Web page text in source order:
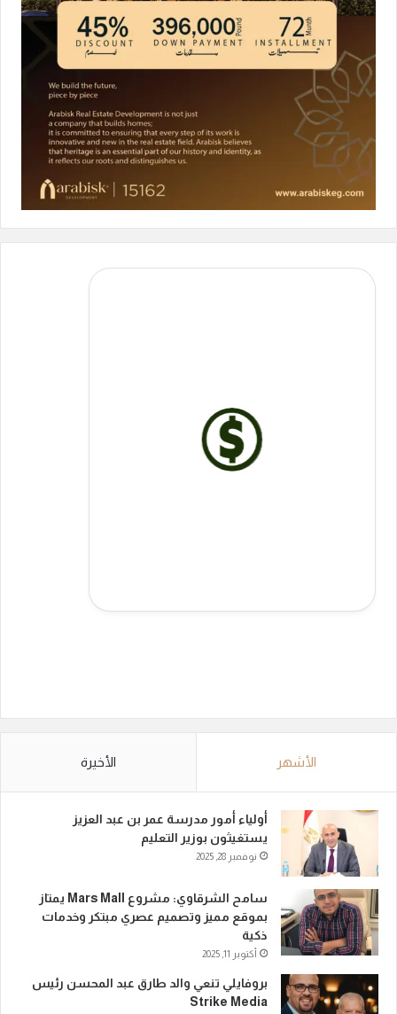
الأشهر الأخيرة
أولياء أمور مدرسة عمر بن عبد العزيز
يستغيثون بوزير التعليم
نوفمبر 28, 2025
سامح الشرقاوي: مشروع Mars Mall يمتاز
بموقع مميز وتصميم عصري مبتكر وخدمات
ذكية
أكتوبر 11, 2025
بروفايلي تنعي والد طارق عبد المحسن رئيس
Strike Media